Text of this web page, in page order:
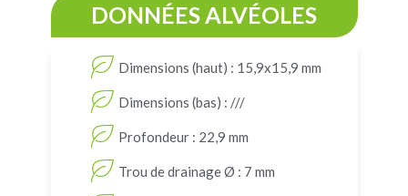
DONNÉES ALVÉOLES
Dimensions (haut) : 15,9x15,9 mm
Dimensions (bas) : ///
Profondeur : 22,9 mm
Trou de drainage Ø : 7 mm